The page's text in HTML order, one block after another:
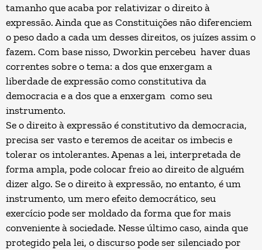
tamanho que acaba por relativizar o direito à
expressão. Ainda que as Constituições não diferenciem
o peso dado a cada um desses direitos, os juízes assim o
fazem. Com base nisso, Dworkin percebeu haver duas
correntes sobre o tema: a dos que enxergam a
liberdade de expressão como constitutiva da
democracia e a dos que a enxergam como seu
instrumento.
Se o direito à expressão é constitutivo da democracia,
precisa ser vasto e teremos de aceitar os imbecis e
tolerar os intolerantes. Apenas a lei, interpretada de
forma ampla, pode colocar freio ao direito de alguém
dizer algo. Se o direito à expressão, no entanto, é um
instrumento, um mero efeito democrático, seu
exercício pode ser moldado da forma que for mais
conveniente à sociedade. Nesse último caso, ainda que
protegido pela lei, o discurso pode ser silenciado por